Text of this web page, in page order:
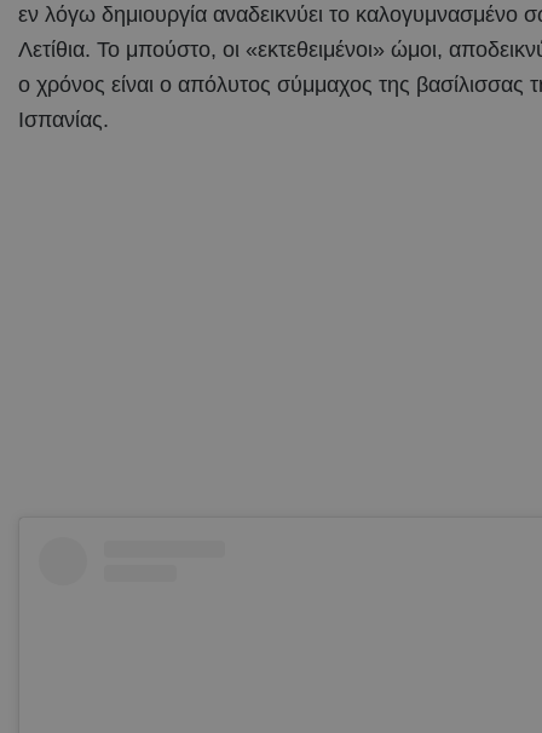
εν λόγω δημιουργία αναδεικνύει το καλογυμνασμένο
Λετίθια. Το μπούστο, οι «εκτεθειμένοι» ώμοι,
ο χρόνος είναι ο απόλυτος σύμμαχος της βασίλισσας
Ισπανίας.